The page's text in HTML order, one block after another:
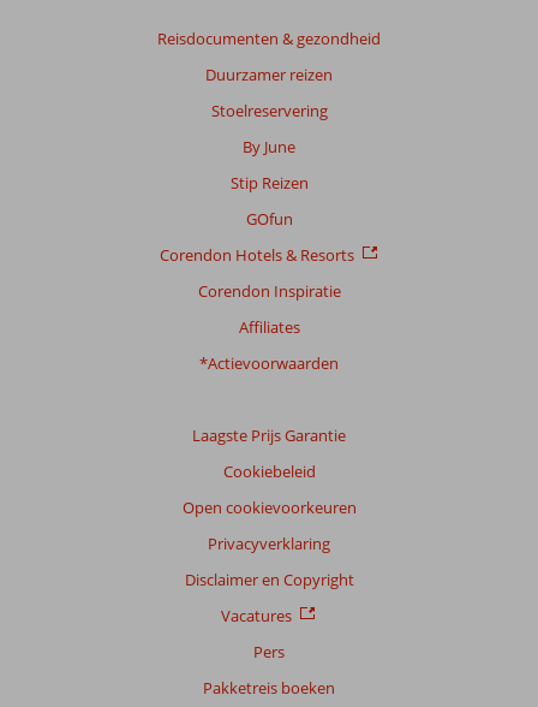
Reisdocumenten & gezondheid
Duurzamer reizen
Stoelreservering
By June
Stip Reizen
GOfun
Corendon Hotels & Resorts
Corendon Inspiratie
Affiliates
*Actievoorwaarden
Laagste Prijs Garantie
Cookiebeleid
Open cookievoorkeuren
Privacyverklaring
Disclaimer en Copyright
Vacatures
Pers
Pakketreis boeken